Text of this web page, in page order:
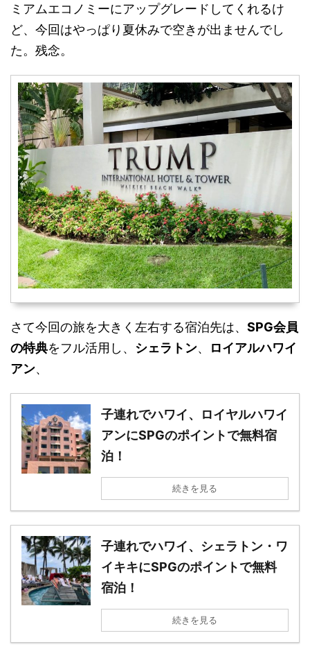
ミアムエコノミーにアップグレードしてくれるけ
ど、今回はやっぱり夏休みで空きが出ませんでし
た。残念。
さて今回の旅を大きく左右する宿泊先は、 SPG会員
の特典をフル活用し、 シェラトン、
ロイアルハワイ
アン、
子連れでハワイ、ロイヤルハワイ
アンにSPGのポイントで無料宿
泊！
続きを見る
子連れでハワイ、シェラトン・ワ
イキキにSPGのポイントで無料
宿泊！
続きを見る